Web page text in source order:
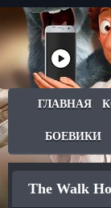
ГЛАВНАЯ
БОЕВИКИ
The Walk